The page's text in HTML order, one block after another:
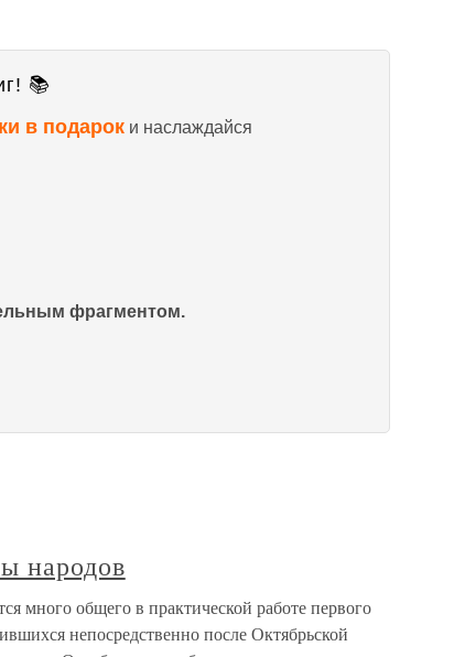
📚
в подарок и наслаждайся
фрагментом.
народов
много общего в практической работе первого
непосредственно после Октябрьской